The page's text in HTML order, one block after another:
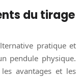
du tirage
pratique et
pendule physique.
avantages et les